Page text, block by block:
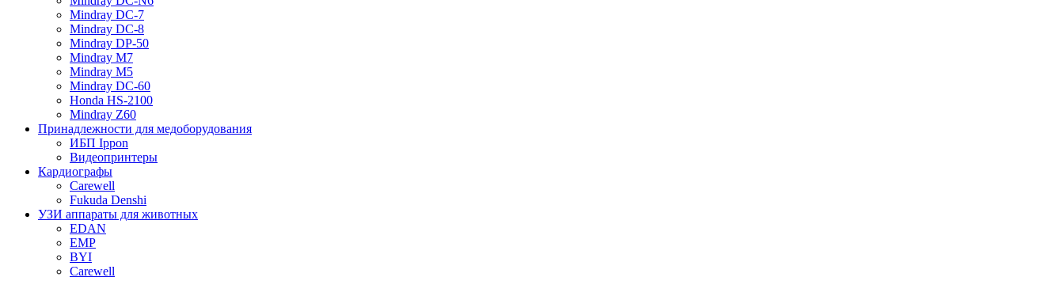
Mindray DC-7
Mindray DC-8
Mindray DP-50
Mindray M7
Mindray M5
Mindray DC-60
Honda HS-2100
Mindray Z60
Принадлежности для медоборудования
ИБП Ippon
Видеопринтеры
Кардиографы
Carewell
Fukuda Denshi
УЗИ аппараты для животных
EDAN
EMP
BYI
Carewell